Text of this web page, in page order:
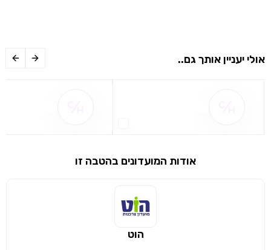
שיתוף
מימוש הטבה זו ניתן רק לחברי
אולי יעניין אותך גם..
אודות המועדונים בהטבה זו
הוט